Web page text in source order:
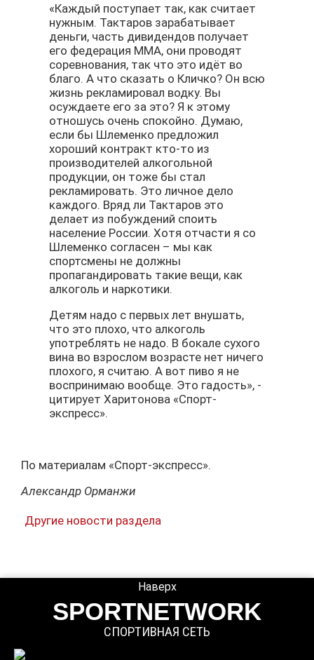
«Каждый поступает так, как считает
нужным. Тактаров зарабатывает
деньги, часть дивидендов получает
его федерация ММА, они проводят
соревнования, так что это идёт во
благо. А что сказать о Кличко? Он всю
жизнь рекламировал водку. Вы
осуждаете его за это? Я к этому
отношусь очень спокойно. Думаю,
если бы Шлеменко предложил
хороший контракт кто-то из
производителей алкогольной
продукции, он тоже бы стал
рекламировать. Это личное дело
каждого. Вряд ли Тактаров это
делает из побуждений споить
население России. Хотя отчасти я со
Шлеменко согласен – мы как
спортсмены не должны
пропагандировать такие вещи, как
алкоголь и наркотики.
Детям надо с первых лет внушать,
что это плохо, что алкоголь
употреблять не надо. В бокале сухого
вина во взрослом возрасте нет ничего
плохого, я считаю. А вот пиво я не
воспринимаю вообще. Это гадость», -
цитирует Харитонова «Спорт-
экспресс».
По материалам «Спорт-экспресс».
Александр Орманжи
Другие новости раздела
SPORTNETWORK
СПОРТИВНАЯ СЕТЬ
Наверх